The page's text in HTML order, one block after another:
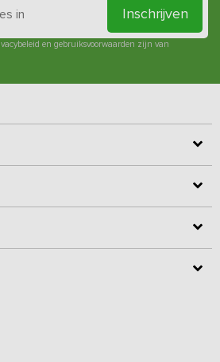
Inschrijven
en gebruiksvoorwaarden zijn van